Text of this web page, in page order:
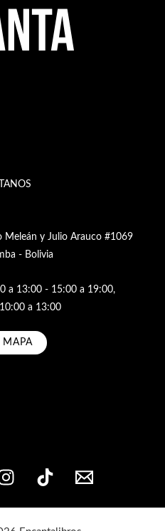
Meleán y Julio Arauco #1069
- Bolivia
a 13:00 - 15:00 a 19:00,
a 13:00
MAPA